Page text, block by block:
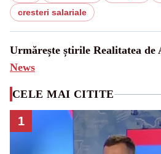
cresteri salariale
Urmărește știrile Realitatea de
News
CELE MAI CITITE
1